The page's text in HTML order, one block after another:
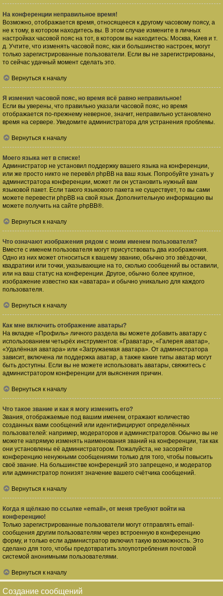
На конференции неправильное время!
Возможно, отображается время, относящееся к другому часовому поясу, а
не к тому, в котором находитесь вы. В этом случае измените в личных
настройках часовой пояс на тот, в котором вы находитесь: Москва, Киев и т.
д. Учтите, что изменять часовой пояс, как и большинство настроек, могут
только зарегистрированные пользователи. Если вы не зарегистрированы,
то сейчас удачный момент сделать это.
Вернуться к началу
Я изменил часовой пояс, но время всё равно неправильное!
Если вы уверены, что правильно указали часовой пояс, но время
отображается по-прежнему неверное, значит, неправильно установлено
время на сервере. Уведомите администратора для устранения проблемы.
Вернуться к началу
Моего языка нет в списке!
Администратор не установил поддержку вашего языка на конференции,
или же просто никто не перевёл phpBB на ваш язык. Попробуйте узнать у
администратора конференции, может ли он установить нужный вам
языковой пакет. Если такого языкового пакета не существует, то вы сами
можете перевести phpBB на свой язык. Дополнительную информацию вы
можете получить на сайте phpBB®.
Вернуться к началу
Что означают изображения рядом с моим именем пользователя?
Вместе с именем пользователя могут присутствовать два изображения.
Одно из них может относиться к вашему званию, обычно это звёздочки,
квадратики или точки, указывающие на то, сколько сообщений вы оставили,
или на ваш статус на конференции. Другое, обычно более крупное,
изображение известно как «аватара» и обычно уникально для каждого
пользователя.
Вернуться к началу
Как мне включить отображение аватары?
На вкладке «Профиль» личного раздела вы можете добавить аватару с
использованием четырёх инструментов: «Граватар», «Галерея аватар»,
«Удалённая аватара» или «Загружаемая аватара». От администратора
зависит, включена ли поддержка аватар, а также какие типы аватар могут
быть доступны. Если вы не можете использовать аватары, свяжитесь с
администратором конференции для выяснения причин.
Вернуться к началу
Что такое звание и как я могу изменить его?
Звания, отображаемые под вашим именем, отражают количество
созданных вами сообщений или идентифицируют определённых
пользователей: например, модераторов и администраторов. Обычно вы не
можете напрямую изменять наименования званий на конференции, так как
они установлены её администратором. Пожалуйста, не засоряйте
конференцию ненужными сообщениями только для того, чтобы повысить
своё звание. На большинстве конференций это запрещено, и модератор
или администратор понизят значение вашего счётчика сообщений.
Вернуться к началу
Когда я щёлкаю по ссылке «email», от меня требуют войти на
конференцию!
Только зарегистрированные пользователи могут отправлять email-
сообщения другим пользователям через встроенную в конференцию
форму, и только если администратор включил такую возможность. Это
сделано для того, чтобы предотвратить злоупотребления почтовой
системой анонимными пользователями.
Вернуться к началу
Создание сообщений